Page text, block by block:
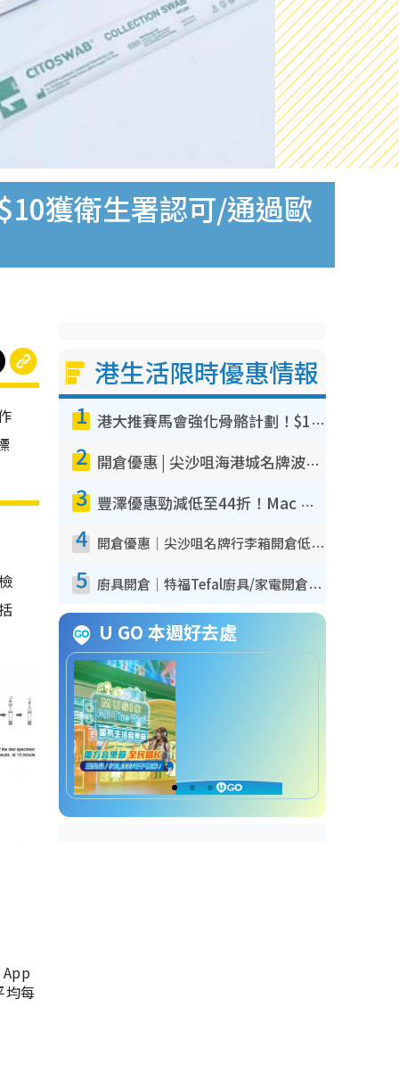
獲衛生署認可/通過歐
均每
港生活限時優惠情報
1 港大推賽馬會強化骨骼計劃！$100骨質密度X光檢查 完成免費運動訓練送超市禮券！附參加資格
2 開倉優惠 | 尖沙咀海港城名牌波鞋開倉低至1折！On鞋$899起／Joy&Peace鞋履$98起
3 豐澤優惠勁減低至44折！Mac mini/iPhone17Pro大減價！廚房家電$220起
4 開倉優惠｜尖沙咀名牌行李箱開倉低至4折！一連5日 American Tourister/ace./Hallmark $200起！
5 廚具開倉｜特福Tefal廚具/家電開倉低至3折！$220起買平底鍋/炒鑊/湯煲！電飯煲/吸塵機/燙斗$418起
U GO 本週好去處